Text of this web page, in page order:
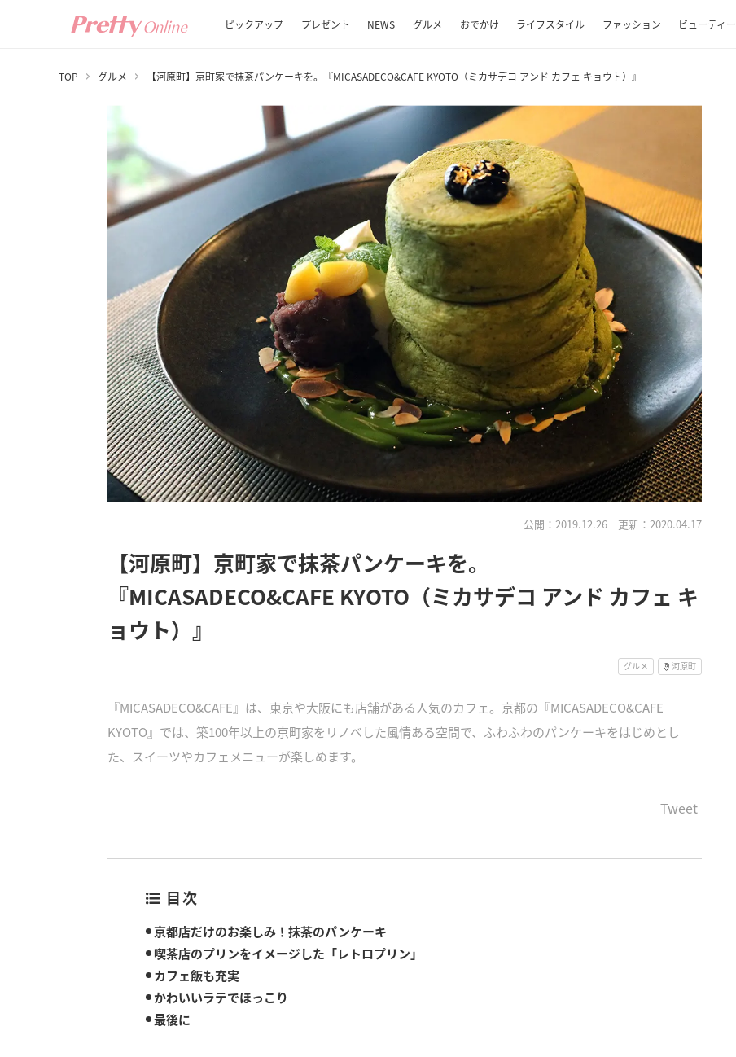
ピックアップ プレゼント NEWS グルメ おでかけ ライフスタイル ファッション ビューティー
TOP グルメ 【河原町】京町家で抹茶パンケーキを。『MICASADECO&CAFE KYOTO（ミカサデコ アンド カフェ キョウト）』
公開：2019.12.26 更新：2020.04.17
【河原町】京町家で抹茶パンケーキを。
『MICASADECO&CAFE KYOTO（ミカサデコ アンド カフェ キ
ョウト）』
グルメ 河原町
『MICASADECO&CAFE』は、東京や大阪にも店舗がある人気のカフェ。京都の『MICASADECO&CAFE
KYOTO』では、築100年以上の京町家をリノベした風情ある空間で、ふわふわのパンケーキをはじめとし
た、スイーツやカフェメニューが楽しめます。
Tweet
目次
京都店だけのお楽しみ！抹茶のパンケーキ
喫茶店のプリンをイメージした「レトロプリン」
カフェ飯も充実
かわいいラテでほっこり
最後に